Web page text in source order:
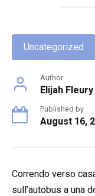
Uncategorized
Author
Elijah Fleury
Published by
August 16,
Correndo verso
sull’autobus a una